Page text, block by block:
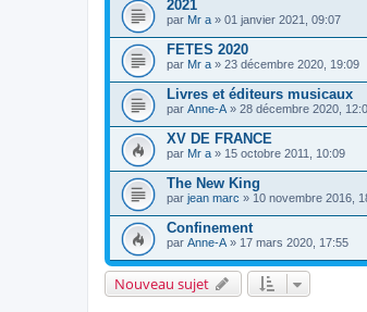
2021
par Mr a » 01 janvier 2021, 09:07
FETES 2020
par Mr a » 23 décembre 2020, 19:09
Livres et éditeurs musicaux
par Anne-A » 28 décembre 2020,
XV DE FRANCE
par Mr a » 15 octobre 2011, 10:09
The New King
par jean marc » 10 novembre 2016,
Confinement
par Anne-A » 17 mars 2020, 17:55
Nouveau sujet